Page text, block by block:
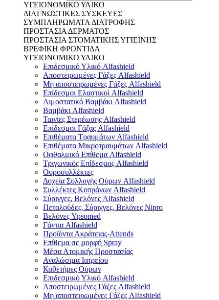
ΥΓΕΙΟΝΟΜΙΚΟ ΥΛΙΚΟ
ΔΙΑΓΝΩΣΤΙΚΕΣ ΣΥΣΚΕΥΕΣ
ΣΥΜΠΛΗΡΩΜΑΤΑ ΔΙΑΤΡΟΦΗΣ
ΠΡΟΣΤΑΣΙΑ ΔΕΡΜΑΤΟΣ
ΠΡΟΣΤΑΣΙΑ ΣΤΟΜΑΤΙΚΗΣ ΥΓΙΕΙΝΗΣ
ΒΡΕΦΙΚΗ ΦΡΟΝΤΙΔΑ
ΥΓΕΙΟΝΟΜΙΚΟ ΥΛΙΚΟ
Επιδεσμικό Υλικό Alfashield
Αποστειρωμένες Γάζες Alfashield
Μη αποστειρωμένες Γάζες Alfashield
Επίδεσμοι Ελαστικοί Alfashield
Αιμοστατικό Βαμβάκι Alfashield
Βαμβάκι Alfashield
Ταινίες Στερέωσης Alfashield
Επίδεσμοι Γάζας Alfashield
Επιθέματα Τραυμάτων Alfashield
Επιθέματα Μικροτραυμάτων Alfashield
Οφθαλμικό Eπίθεμα Alfashield
Τριγωνικός Επίδεσμος Alfashield
Ουροσυλλέκτες
Δοχεία Συλλογής Ούρων Alfashield
Συλλέκτες Κοπράνων Alfashield
Σύριγγες, Βελόνες Alfashield
Πεταλούδες, Σύριγγες, Βελόνες Nipro
Βελόνες Ypsomed
Γάντια Alfashield
Προϊόντα Ακράτειας-Attends
Επίθεμα σε μορφή Spray
Μέσα Ατομικής Προστασίας
Αναλώσιμα Ιατρείου
Καθετήρες Ούρων
Επιδεσμικό Υλικό Alfashield
Αποστειρωμένες Γάζες Alfashield
Μη αποστειρωμένες Γάζες Alfashield